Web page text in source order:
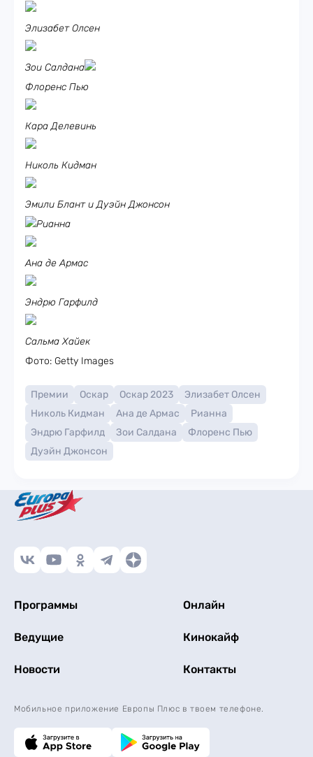
Элизабет Олсен
Зои Салдана
Флоренс Пью
Кара Делевинь
Николь Кидман
Эмили Блант и Дуэйн Джонсон
Рианна
Ана де Армас
Эндрю Гарфилд
Сальма Хайек
Фото: Getty Images
Премии Оскар Оскар 2023
Элизабет Олсен
Николь Кидман
Ана де Армас
Рианна
Эндрю Гарфилд
Зои Салдана
Флоренс Пью
Дуэйн Джонсон
Программы Онлайн
Ведущие Кинокайф
Новости Контакты
Мобильное приложение Европы Плюс в твоем телефоне.